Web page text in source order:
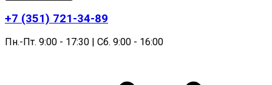
+7 (351) 721-34-89
Пн.-Пт. 9:00 - 17:30 | Сб. 9:00 - 16:00